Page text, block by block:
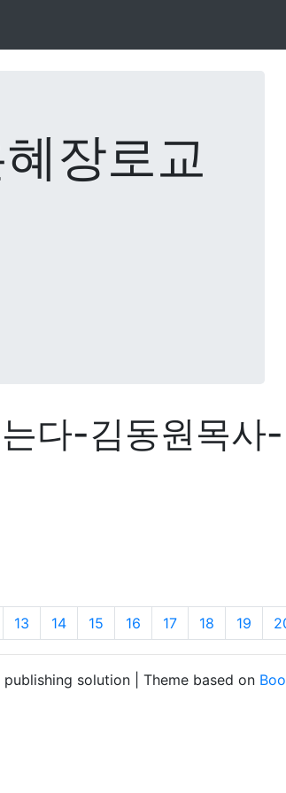
장로교
다-김동원목
13 14 15 16 17 18 19
solution | Theme based on